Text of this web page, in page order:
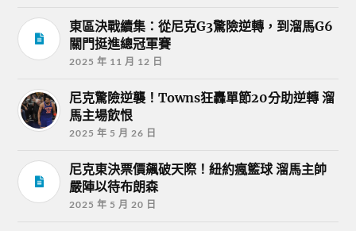
東區決戰續集：從尼克G3驚險逆轉，到溜馬G6
關門挺進總冠軍賽
2025 年 11 月 12 日
尼克驚險逆襲！Towns狂轟單節20分助逆轉 溜
馬主場飲恨
2025 年 5 月 26 日
尼克東決票價飆破天際！紐約瘋籃球 溜馬主帥
嚴陣以待布朗森
2025 年 5 月 20 日